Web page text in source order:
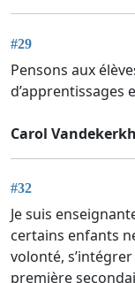
#29
Pensons aux
d’apprentissages
Carol
#32
Je suis
certains enfants
volonté,
première